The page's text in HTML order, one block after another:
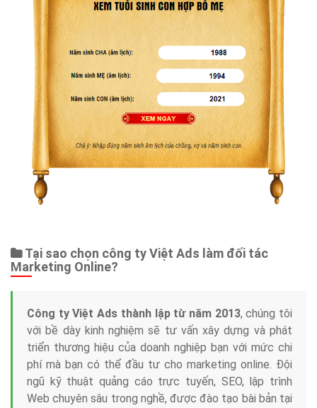
Tại sao chọn công ty Việt Ads làm đối tác
Marketing Online?
Công ty Việt Ads thành lập từ năm 2013, chúng tôi
với bề dày kinh nghiệm sẽ tư vấn xây dựng và phát
triển thương hiệu của doanh nghiệp bạn với mức chi
phí mà bạn có thể đầu tư cho marketing online. Đội
ngũ kỹ thuật quảng cáo trực tuyến, SEO, lập trình
Web chuyên sâu trong nghề, được đào tạo bài bản tại